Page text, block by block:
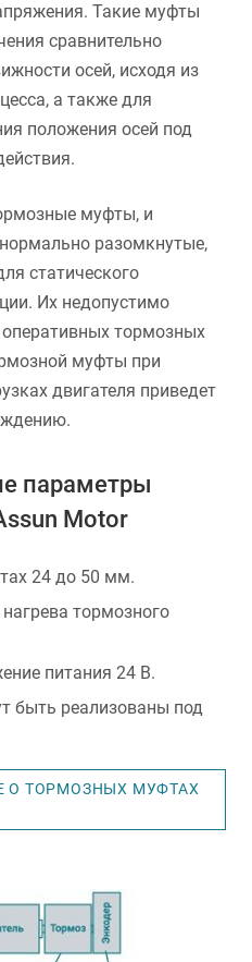
Такие муфты
сравнительно
осей, исходя из
а также для
положения осей под
муфты, и
разомкнутые,
статического
Их недопустимо
оперативных тормозных
муфты при
двигателя приведет
параметры
Motor
24 до 50 мм.
тормозного
питания 24 В.
быть реализованы под
О ТОРМОЗНЫХ МУФТАХ